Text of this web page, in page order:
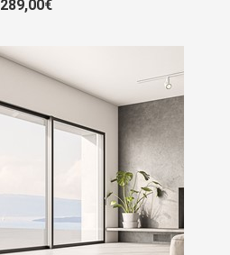
289,00€